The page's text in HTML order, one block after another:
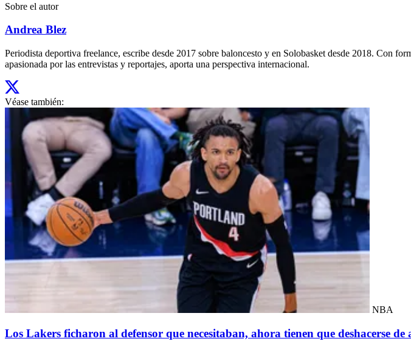
Sobre el autor
Andrea Blez
Periodista deportiva freelance, escribe desde 2017 sobre baloncesto y en Solobasket desde 2018. Con
apasionada por las entrevistas y reportajes, aporta una perspectiva internacional.
Véase también:
NBA
Los Lakers ficharon al defensor que necesitaban, ahora tienen que deshacerse de